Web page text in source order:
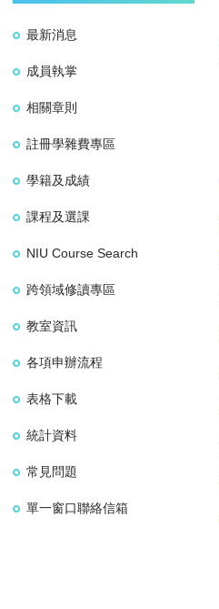
最新消息
成員執掌
相關章則
註冊學雜費專區
學籍及成績
課程及選課
NIU Course Search
跨領域修讀專區
教室資訊
各項申辦流程
表格下載
統計資料
常見問題
單一窗口聯絡信箱